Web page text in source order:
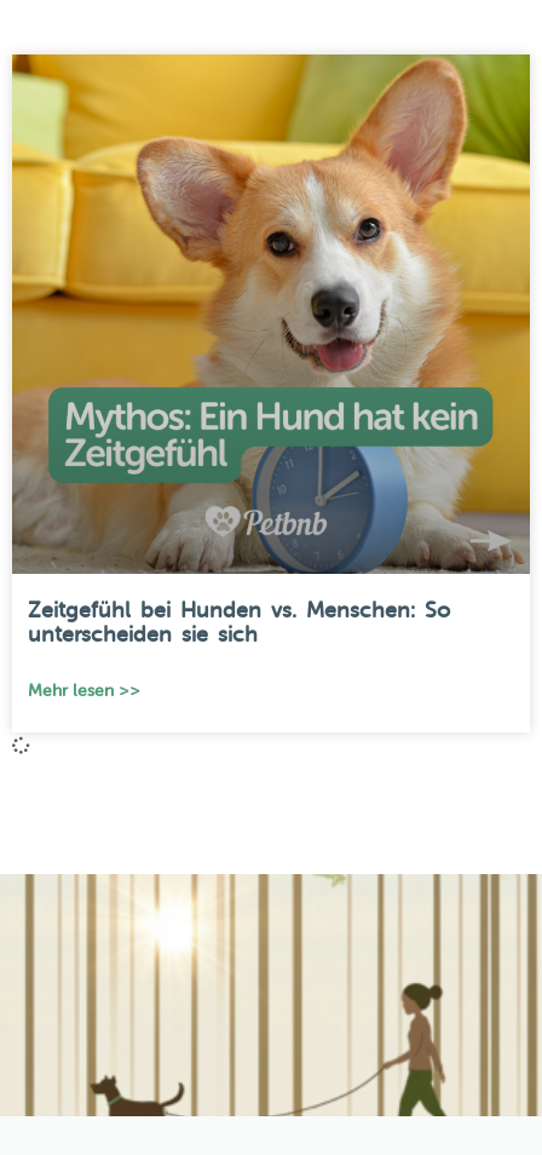
Zeitgefühl bei Hunden vs. Menschen: So
unterscheiden sie sich
Mehr lesen >>